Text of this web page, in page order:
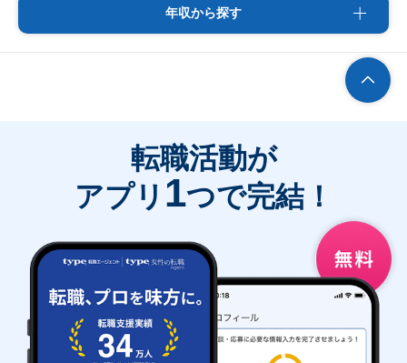
年収から探す
転職活動が
アプリ 1つで完結！